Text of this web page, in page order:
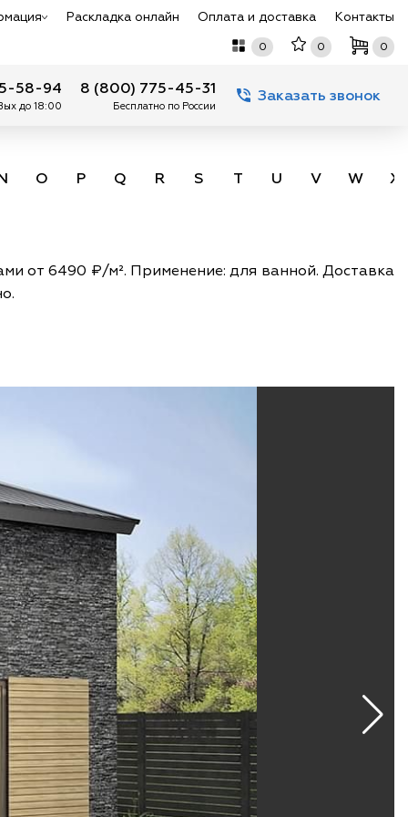
Раскладка онлайн Оплата и доставка Контакты
0 0 0
58-94
до 18:00
8 (800) 775-45-31
Бесплатно по России
Заказать звонок
O P Q R S T U V W X
от 6490 ₽/м². Применение: для ванной. Доставка